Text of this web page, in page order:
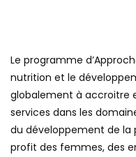
Le programme
nutrition et le
globalement à accroitre
services dans les
du développement de
profit des femmes, des